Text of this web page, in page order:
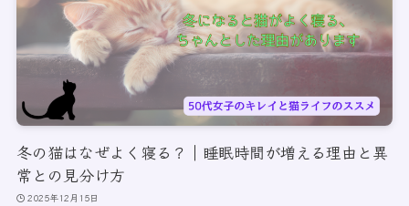
冬の猫はなぜよく寝る？｜睡眠時間が増える理由と異
常との見分け方
2025年12月15日